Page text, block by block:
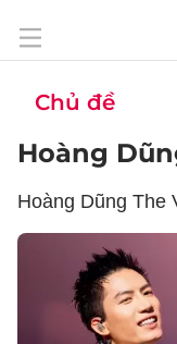
Chủ đề
Hoàng
Hoàng Dũng The